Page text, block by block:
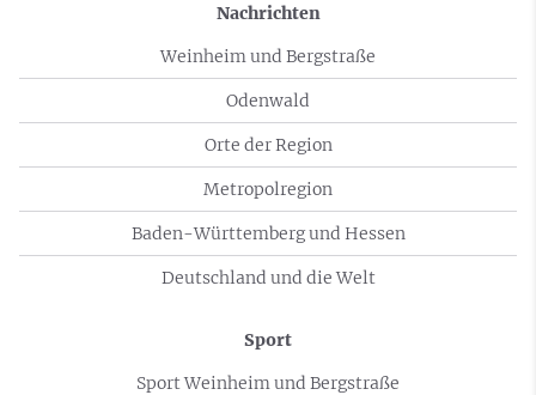
Nachrichten
Weinheim und Bergstraße
Odenwald
Orte der Region
Metropolregion
Baden-Württemberg und Hessen
Deutschland und die Welt
Sport
Sport Weinheim und Bergstraße